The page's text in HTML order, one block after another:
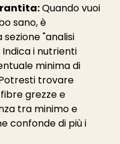
Quando vuoi
sano, è
"analisi
i nutrienti
minima di
trovare
grezze e
tra minimo e
confonde di più i